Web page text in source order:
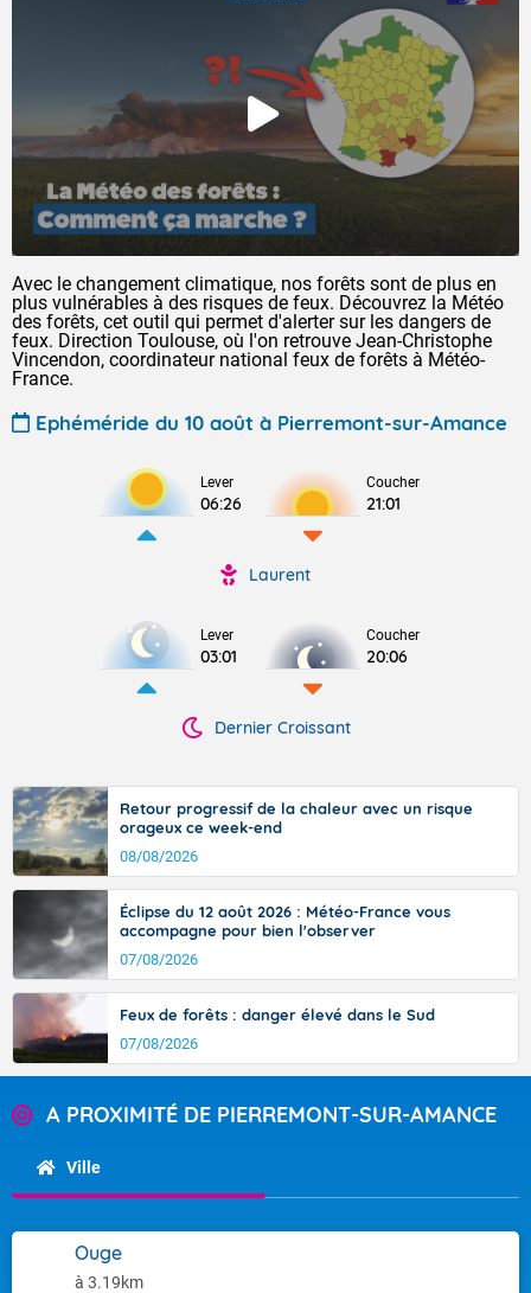
Avec le changement climatique, nos forêts sont de plus en
plus vulnérables à des risques de feux. Découvrez la Météo
des forêts, cet outil qui permet d'alerter sur les dangers de
feux. Direction Toulouse, où l'on retrouve Jean-Christophe
Vincendon, coordinateur national feux de forêts à Météo-
France.
Ephéméride du 10 août à Pierremont-sur-Amance
Lever
06:26
Coucher
21:01
Laurent
Lever
03:01
Coucher
20:06
Dernier Croissant
Retour progressif de la chaleur avec un risque
orageux ce week-end
08/08/2026
Éclipse du 12 août 2026 : Météo-France vous
accompagne pour bien l'observer
07/08/2026
Feux de forêts : danger élevé dans le Sud
07/08/2026
A PROXIMITÉ DE PIERREMONT-SUR-AMANCE
Ville
Ouge
à 3.19km